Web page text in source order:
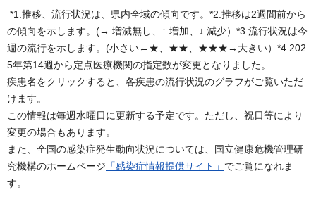
*1.推移、流行状況は、県内全域の傾向です。*2.推移は2週間前から
の傾向を示します。(→:増減無し、↑:増加、↓:減少）*3.流行状況は今
週の流行を示します。(小さい←★、★★、★★★→大きい）*4.202
5年第14週から定点医療機関の指定数が変更となりました。
疾患名をクリックすると、各疾患の流行状況のグラフがご覧いただ
けます。
この情報は毎週水曜日に更新する予定です。ただし、祝日等により
変更の場合もあります。
また、全国の感染症発生動向状況については、国立健康危機管理研
究機構のホームページ 「感染症情報提供サイト」 でご覧になれま
す。